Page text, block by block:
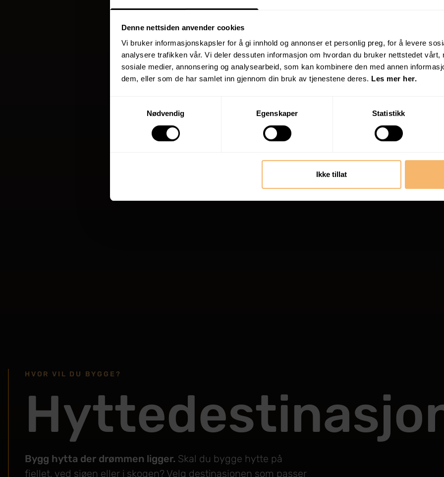
Denne nettsiden anvender cookies
Vi bruker informasjonskapsler for å gi innhold og annonser et personlig preg, for å levere
analysere trafikken vår. Vi deler dessuten informasjon om hvordan du bruker nettstedet vårt,
sosiale medier, annonsering og analysearbeid, som kan kombinere den med annen
dem, eller som de har samlet inn gjennom din bruk av tjenestene deres. Les mer her.
Nødvendig
Egenskaper Statistikk
Ikke tillat
HVOR VIL DU BYGGE?
Bygg hytta der drømmen ligger. Skal du bygge hytte på
fjellet, ved sjøen eller i skogen? Velg destinasjonen som passer